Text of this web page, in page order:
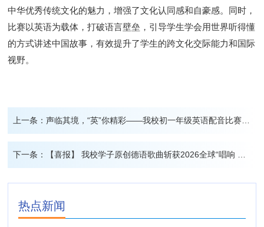
中华优秀传统文化的魅力，增强了文化认同感和自豪感。同时，
比赛以英语为载体，打破语言壁垒，引导学生学会用世界听得懂
的方式讲述中国故事，有效提升了学生的跨文化交际能力和国际
视野。
上一条： 声临其境，“英”你精彩——我校初一年级英语配音比赛圆满落幕
下一条：
热点新闻